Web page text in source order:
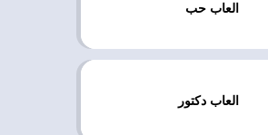
العاب حب
العاب دكتور